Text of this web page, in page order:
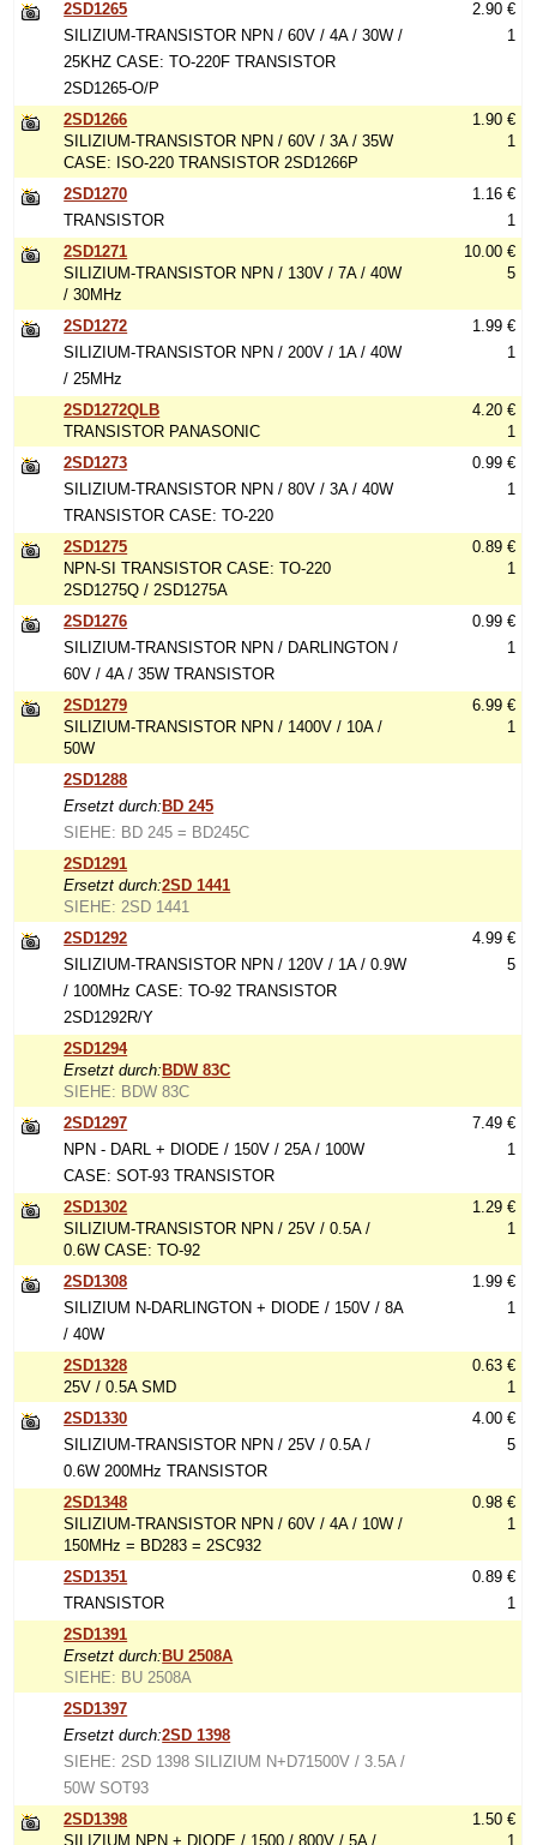
2SD1265
SILIZIUM-TRANSISTOR NPN / 60V / 4A / 30W /
25KHZ CASE: TO-220F TRANSISTOR
2SD1265-O/P
2.90 €
1
2SD1266
SILIZIUM-TRANSISTOR NPN / 60V / 3A / 35W
CASE: ISO-220 TRANSISTOR 2SD1266P
1.90 €
1
2SD1270
TRANSISTOR
1.16 €
1
2SD1271
SILIZIUM-TRANSISTOR NPN / 130V / 7A / 40W
/ 30MHz
10.00 €
5
2SD1272
SILIZIUM-TRANSISTOR NPN / 200V / 1A / 40W
/ 25MHz
1.99 €
1
2SD1272QLB
TRANSISTOR PANASONIC
4.20 €
1
2SD1273
SILIZIUM-TRANSISTOR NPN / 80V / 3A / 40W
TRANSISTOR CASE: TO-220
0.99 €
1
2SD1275
NPN-SI TRANSISTOR CASE: TO-220
2SD1275Q / 2SD1275A
0.89 €
1
2SD1276
SILIZIUM-TRANSISTOR NPN / DARLINGTON /
60V / 4A / 35W TRANSISTOR
0.99 €
1
2SD1279
SILIZIUM-TRANSISTOR NPN / 1400V / 10A /
50W
6.99 €
1
2SD1288
Ersetzt durch: BD 245
SIEHE: BD 245 = BD245C
2SD1291
Ersetzt durch:2SD 1441
SIEHE: 2SD 1441
2SD1292
SILIZIUM-TRANSISTOR NPN / 120V / 1A / 0.9W
/ 100MHz CASE: TO-92 TRANSISTOR
2SD1292R/Y
4.99 €
5
2SD1294
Ersetzt durch: BDW 83C
SIEHE: BDW 83C
2SD1297
NPN - DARL + DIODE / 150V / 25A / 100W
CASE: SOT-93 TRANSISTOR
7.49 €
1
2SD1302
SILIZIUM-TRANSISTOR NPN / 25V / 0.5A /
0.6W CASE: TO-92
1.29 €
1
2SD1308
SILIZIUM N-DARLINGTON + DIODE / 150V / 8A
/ 40W
1.99 €
1
2SD1328
25V / 0.5A SMD
0.63 €
1
2SD1330
SILIZIUM-TRANSISTOR NPN / 25V / 0.5A /
0.6W 200MHz TRANSISTOR
4.00 €
5
2SD1348
SILIZIUM-TRANSISTOR NPN / 60V / 4A / 10W /
150MHz = BD283 = 2SC932
0.98 €
1
2SD1351
TRANSISTOR
0.89 €
1
2SD1391
Ersetzt durch: BU 2508A
SIEHE: BU 2508A
2SD1397
Ersetzt durch:2SD 1398
SIEHE: 2SD 1398 SILIZIUM N+D71500V / 3.5A /
50W SOT93
2SD1398
SILIZIUM NPN + DIODE / 1500 / 800V / 5A /
1.50 €
1